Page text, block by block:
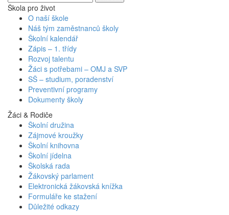
Škola pro život
O naší škole
Náš tým zaměstnanců školy
Školní kalendář
Zápis – 1. třídy
Rozvoj talentu
Žáci s potřebami – OMJ a SVP
SŠ – studium, poradenství
Preventivní programy
Dokumenty školy
Žáci & Rodiče
Školní družina
Zájmové kroužky
Školní knihovna
Školní jídelna
Školská rada
Žákovský parlament
Elektronická žákovská knížka
Formuláře ke stažení
Důležité odkazy